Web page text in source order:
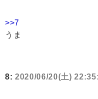
>>7
うま
8: 2020/06/20(土)